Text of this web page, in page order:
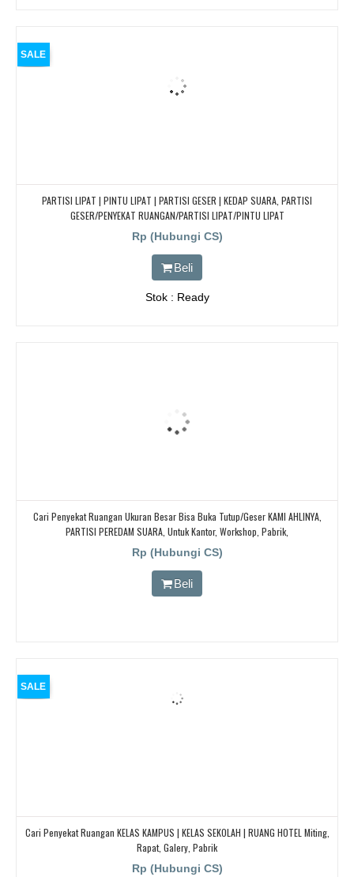
SALE
PARTISI LIPAT | PINTU LIPAT | PARTISI GESER | KEDAP SUARA, PARTISI
GESER/PENYEKAT RUANGAN/PARTISI LIPAT/PINTU LIPAT
Rp (Hubungi CS)
Beli
Stok : Ready
Cari Penyekat Ruangan Ukuran Besar Bisa Buka Tutup/geser KAMI AHLINYA,
PARTISI PEREDAM SUARA, Untuk Kantor, Workshop, Pabrik,
Rp (Hubungi CS)
Beli
SALE
Cari Penyekat Ruangan KELAS KAMPUS | KELAS SEKOLAH | RUANG HOTEL Miting,
Rapat, Galery, Pabrik
Rp (Hubungi CS)